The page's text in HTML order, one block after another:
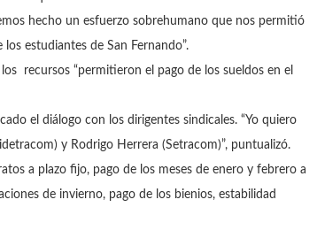
hecho un esfuerzo sobrehumano que nos permitió
estudiantes de San Fernando”.
recursos “permitieron el pago de los sueldos en el
el diálogo con los dirigentes sindicales. “Yo quiero
y Rodrigo Herrera (Setracom)”, puntualizó.
a plazo fijo, pago de los meses de enero y febrero a
de invierno, pago de los bienios, estabilidad